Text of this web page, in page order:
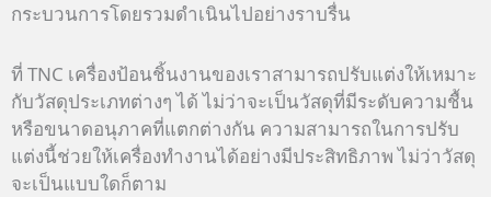
กระบวนการโดยรวมดำเนินไปอย่างราบรื่น
ที่ TNC เครื่องป้อนชิ้นงานของเราสามารถปรับแต่งให้เหมาะ
กับวัสดุประเภทต่างๆ ได้ ไม่ว่าจะเป็นวัสดุที่มีระดับความชื้น
หรือขนาดอนุภาคที่แตกต่างกัน ความสามารถในการปรับ
แต่งนี้ช่วยให้เครื่องทำงานได้อย่างมีประสิทธิภาพ ไม่ว่าวัสดุ
จะเป็นแบบใดก็ตาม